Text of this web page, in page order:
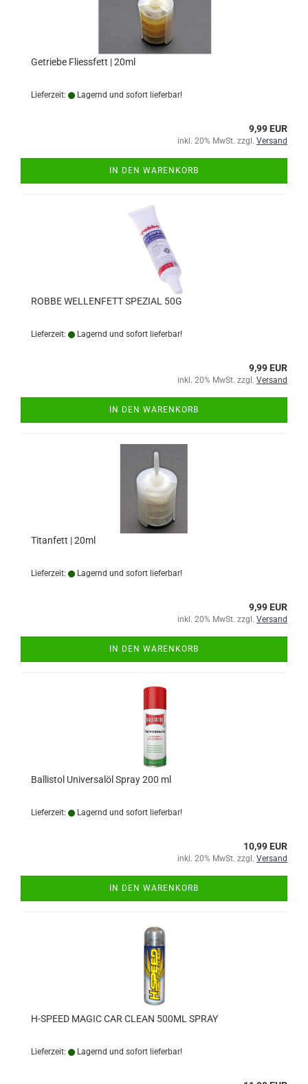
Getriebe Fliessfett | 20ml
Lieferzeit: Lagernd und sofort lieferbar!
9,99 EUR
inkl. 20% MwSt. zzgl. Versand
IN DEN WARENKORB
ROBBE WELLENFETT SPEZIAL 50G
Lieferzeit: Lagernd und sofort lieferbar!
9,99 EUR
inkl. 20% MwSt. zzgl. Versand
IN DEN WARENKORB
Titanfett | 20ml
Lieferzeit: Lagernd und sofort lieferbar!
9,99 EUR
inkl. 20% MwSt. zzgl. Versand
IN DEN WARENKORB
Ballistol Universalöl Spray 200 ml
Lieferzeit: Lagernd und sofort lieferbar!
10,99 EUR
inkl. 20% MwSt. zzgl. Versand
IN DEN WARENKORB
H-SPEED MAGIC CAR CLEAN 500ML SPRAY
Lieferzeit: Lagernd und sofort lieferbar!